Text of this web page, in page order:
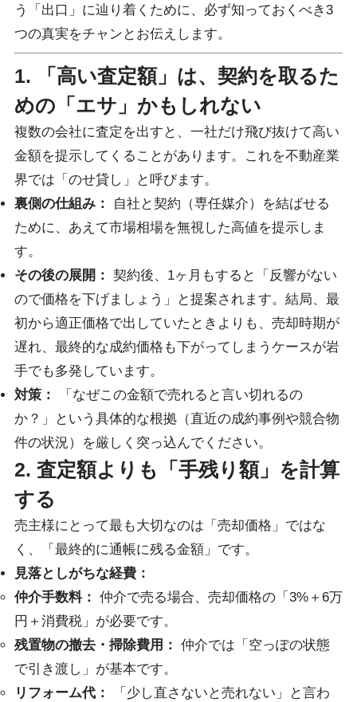
う「出口」に辿り着くために、必ず知っておくべき3
つの真実をチャンとお伝えします。
1. 「高い査定額」は、契約を取るた
めの「エサ」かもしれない
複数の会社に査定を出すと、一社だけ飛び抜けて高い
金額を提示してくることがあります。これを不動産業
界では「のせ貸し」と呼びます。
裏側の仕組み：
自社と契約（専任媒介）を結ばせる
ために、あえて市場相場を無視した高値を提示しま
す。
その後の展開： 契約後、1ヶ月もすると「反響がない
ので価格を下げましょう」と提案されます。結局、最
初から適正価格で出していたときよりも、売却時期が
遅れ、最終的な成約価格も下がってしまうケースが岩
手でも多発しています。
対策：
「なぜこの金額で売れると言い切れるの
か？」という具体的な根拠（直近の成約事例や競合物
件の状況）を厳しく突っ込んでください。
2. 査定額よりも「手残り額」を計算
する
売主様にとって最も大切なのは「売却価格」ではな
く、「最終的に通帳に残る金額」です。
見落としがちな経費：
仲介手数料： 仲介で売る場合、売却価格の「3%＋6万
円＋消費税」が必要です。
残置物の撤去・掃除費用： 仲介では「空っぽの状態
で引き渡し」が基本です。
リフォーム代：
「少し直さないと売れない」と言わ